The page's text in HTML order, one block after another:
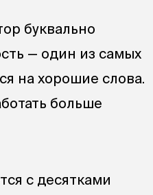
буквально
— один из самых
на хорошие слова.
больше
с десятками